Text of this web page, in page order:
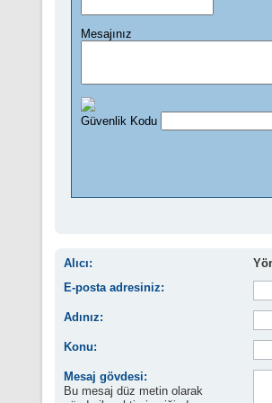
Alıcı:
E-posta adresiniz:
Adınız:
Konu:
Mesaj gövdesi:
Bu mesaj düz metin olarak